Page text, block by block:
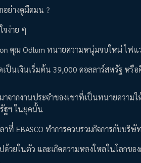
อย่างดูมืดมน ?
จง่าย ๆ
คุณ Odlum ทนายความหนุ่มจบใหม่ ไฟ
ป็นเงินเริ่มต้น 39,000 ดอลลาร์สหรัฐ ห
ากงานประจำของเขาที่เป็นทนายความใ
ฐฯ ในยุคนั้น
ที่ EBASCO ทำการควบรวมกิจการกับบริ
วยในตัว และเกิดความหลงใหลในโลกขอ